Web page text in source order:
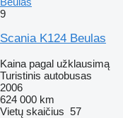
9
Scania K124 Beulas
Kaina pagal užklausimą
Turistinis autobusas
2006
624 000 km
Vietų skaičius 57